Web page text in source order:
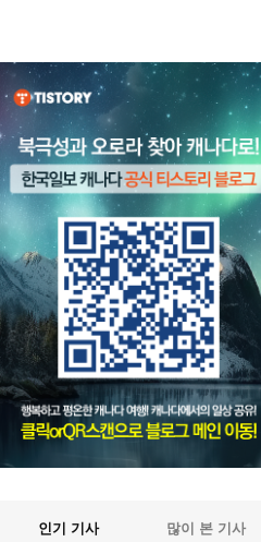
인기 기사 많이 본 기사